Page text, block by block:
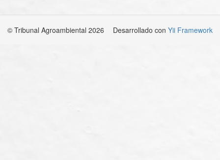
© Tribunal Agroambiental 2026 Desarrollado con Yii Framework